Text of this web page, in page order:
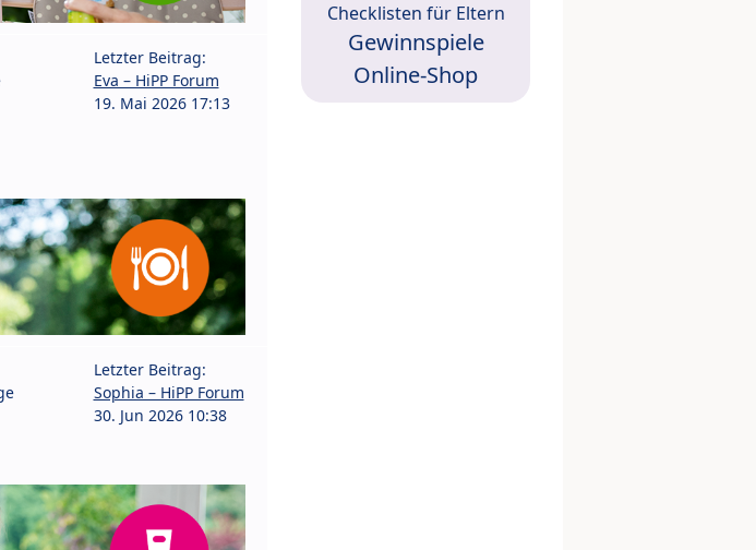
Letzter Beitrag:
Eva – HiPP Forum
19. Mai 2026 17:13
Letzter Beitrag:
Sophia – HiPP Forum
30. Jun 2026 10:38
Checklisten für Eltern
Gewinnspiele
Online-Shop